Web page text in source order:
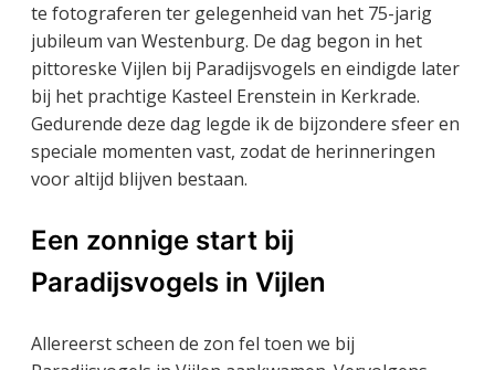
te fotograferen ter gelegenheid van het 75-jarig
jubileum van Westenburg. De dag begon in het
pittoreske Vijlen bij Paradijsvogels en eindigde later
bij het prachtige Kasteel Erenstein in Kerkrade.
Gedurende deze dag legde ik de bijzondere sfeer en
speciale momenten vast, zodat de herinneringen
voor altijd blijven bestaan.
Een zonnige start bij
Paradijsvogels in Vijlen
Allereerst scheen de zon fel toen we bij